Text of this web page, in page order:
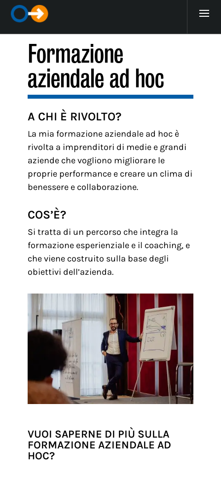
Formazione
aziendale ad hoc
A CHI È RIVOLTO?
La mia formazione aziendale ad hoc è
rivolta a imprenditori di medie e grandi
aziende che vogliono migliorare le
proprie performance e creare un clima di
benessere e collaborazione.
COS’È?
Si tratta di un percorso che integra la
formazione esperienziale e il coaching, e
che viene costruito sulla base degli
obiettivi dell’azienda.
VUOI SAPERNE DI PIÙ SULLA
FORMAZIONE AZIENDALE AD
HOC?